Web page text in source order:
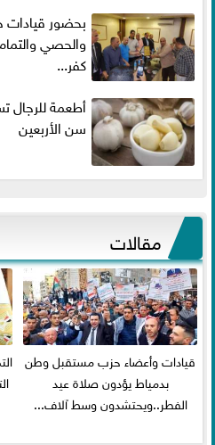
بحضور
والحصي
كفر...
أطعمة للرجال
سن الأربعين
مقالات
قيادات وأعضاء حزب مستقبل وطن
بدمياط يؤدون صلاة عيد
الفطر..ويحتشدون وسط آلاف...